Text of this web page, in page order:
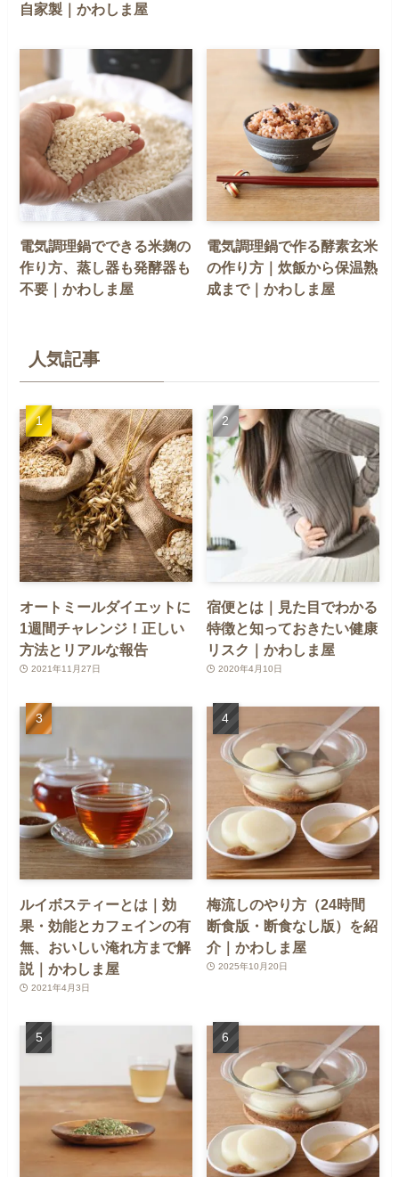
自家製｜かわしま屋
電気調理鍋でできる米麹の
作り方、蒸し器も発酵器も
不要｜かわしま屋
電気調理鍋で作る酵素玄米
の作り方｜炊飯から保温熟
成まで｜かわしま屋
人気記事
オートミールダイエットに
1週間チャレンジ！正しい
方法とリアルな報告
2021年11月27日
宿便とは｜見た目でわかる
特徴と知っておきたい健康
リスク｜かわしま屋
2020年4月10日
ルイボスティーとは｜効
果・効能とカフェインの有
無、おいしい淹れ方まで解
説｜かわしま屋
2021年4月3日
梅流しのやり方（24時間
断食版・断食なし版）を紹
介｜かわしま屋
2025年10月20日